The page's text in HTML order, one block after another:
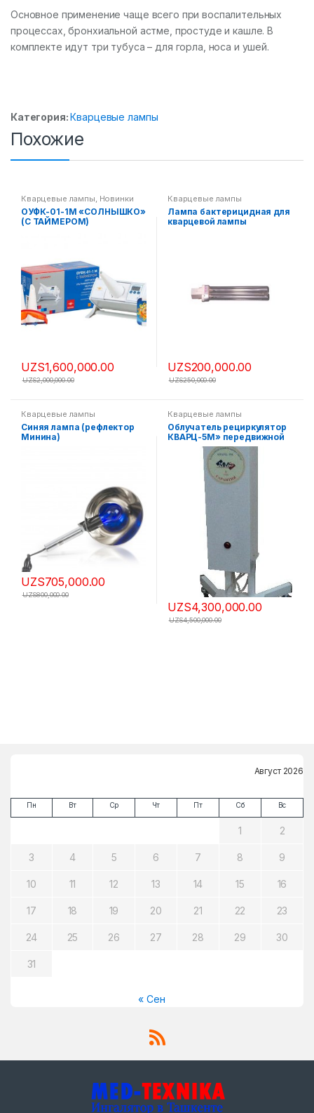
Основное применение чаще всего при воспалительных
процессах, бронхиальной астме, простуде и кашле. В
комплекте идут три тубуса – для горла, носа и ушей.
Категория: Кварцевые лампы
Похожие
Кварцевые лампы, Новинки
ОУФК-01-1М «СОЛНЫШКО»
(С ТАЙМЕРОМ)
UZS1,600,000.00
UZS2,000,000.00
Кварцевые лампы
Лампа бактерицидная для
кварцевой лампы
UZS200,000.00
UZS250,000.00
Кварцевые лампы
Синяя лампа (рефлектор
Минина)
UZS705,000.00
UZS800,000.00
Кварцевые лампы
Облучатель рециркулятор
КВАРЦ-5М» передвижной
(бактерицидная
двухламповая ДБ-15 Вт)
UZS4,300,000.00
UZS4,500,000.00
Август 2026
Пн Вт Ср Чт Пт Сб Вс
1 2
3 4 5 6 7 8 9
10 11 12 13 14 15 16
17 18 19 20 21 22 23
24 25 26 27 28 29 30
31
« Сен